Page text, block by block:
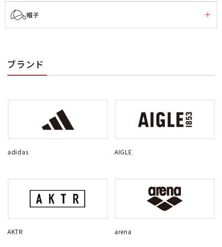
帽子
ブランド
adidas AIGLE
AKTR arena